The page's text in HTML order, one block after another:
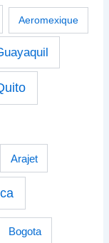
Aeromexique
Arajet
Bogota